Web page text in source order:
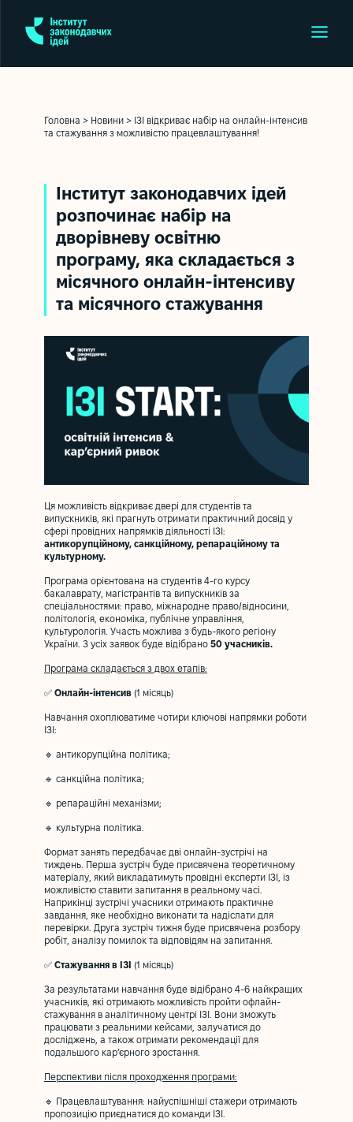
Головна > Новини > ІЗІ відкриває набір на онлайн-інтенсив
та стажування з можливістю працевлаштування!
Інститут законодавчих ідей
розпочинає набір на
дворівневу освітню
програму, яка складається з
місячного онлайн-інтенсиву
та місячного стажування
Ця можливість відкриває двері для студентів та
випускників, які прагнуть отримати практичний досвід у
сфері провідних напрямків діяльності ІЗІ:
антикорупційному, санкційному, репараційному та
культурному.
Програма орієнтована на студентів 4-го курсу
бакалаврату, магістрантів та випускників за
спеціальностями: право, міжнародне право/відносини,
політологія, економіка, публічне управління,
культурологія. Участь можлива з будь-якого регіону
України. З усіх заявок буде відібрано 50 учасників.
Програма складається з двох етапів:
✅ Онлайн-інтенсив (1 місяць)
Навчання охоплюватиме чотири ключові напрямки роботи
ІЗІ:
🔹 антикорупційна політика;
🔹 санкційна політика;
🔹 репараційні механізми;
🔹 культурна політика.
Формат занять передбачає дві онлайн-зустрічі на
тиждень. Перша зустріч буде присвячена теоретичному
матеріалу, який викладатимуть провідні експерти ІЗІ, із
можливістю ставити запитання в реальному часі.
Наприкінці зустрічі учасники отримають практичне
завдання, яке необхідно виконати та надіслати для
перевірки. Друга зустріч тижня буде присвячена розбору
робіт, аналізу помилок та відповідям на запитання.
✅ Стажування в ІЗІ (1 місяць)
За результатами навчання буде відібрано 4-6 найкращих
учасників, які отримають можливість пройти офлайн-
стажування в аналітичному центрі ІЗІ. Вони зможуть
працювати з реальними кейсами, залучатися до
досліджень, а також отримати рекомендації для
подальшого кар’єрного зростання.
Перспективи після проходження програми:
🔹 Працевлаштування: найуспішніші стажери отримають
пропозицію приєднатися до команди ІЗІ.